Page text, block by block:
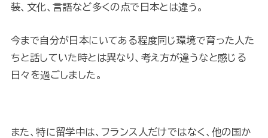
装、文化、言語など多くの点で日本とは違う。
今まで自分が日本にいてある程度同じ環境で育った人た
ちと話していた時とは異なり、考え方が違うなと感じる
日々を過ごしました。
また、特に留学中は、フランス人だけではなく、他の国か